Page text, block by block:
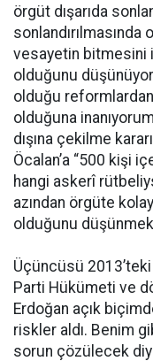
örgüt dışarıda
sonlandırılmasında
vesayetin bitmesini
olduğunu
olduğu
olduğuna
dışına çekilme
Öcalan’a “500 kişi
hangi askerî
azından örgüte
olduğunu
Üçüncüsü
Parti Hükümeti ve
Erdoğan açık
riskler aldı. Benim
sorun çözülecek